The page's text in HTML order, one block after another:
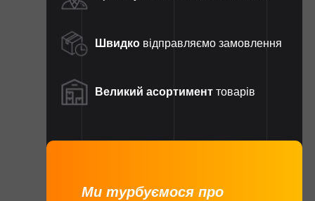
Швидко відправляємо замовлення
Великий асортимент товарів
Ми турбуємося про